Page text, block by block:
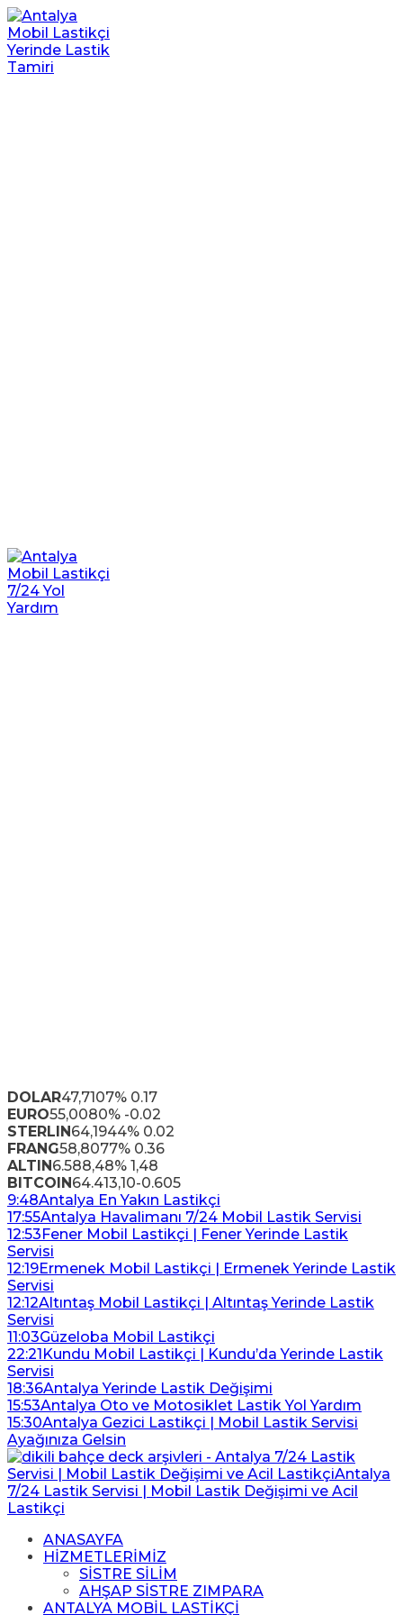
DOLAR47,7107% 0.17
EURO55,0080% -0.02
STERLIN64,1944% 0.02
FRANG58,8077% 0.36
ALTIN6.588,48% 1,48
BITCOIN64.413,10-0.605
9:48Antalya En Yakın Lastikçi
17:55Antalya Havalimanı 7/24 Mobil Lastik Servisi
12:53Fener Mobil Lastikçi | Fener Yerinde Lastik
Servisi
12:19Ermenek Mobil Lastikçi | Ermenek Yerinde Lastik
Servisi
12:12Altıntaş Mobil Lastikçi | Altıntaş Yerinde Lastik
Servisi
11:03Güzeloba Mobil Lastikçi
22:21Kundu Mobil Lastikçi | Kundu’da Yerinde Lastik
Servisi
18:36Antalya Yerinde Lastik Değişimi
15:53Antalya Oto ve Motosiklet Lastik Yol Yardım
15:30Antalya Gezici Lastikçi | Mobil Lastik Servisi
Ayağınıza Gelsin
ANASAYFA
HİZMETLERİMİZ
SİSTRE SİLİM
AHŞAP SİSTRE ZIMPARA
ANTALYA MOBİL LASTİKÇİ